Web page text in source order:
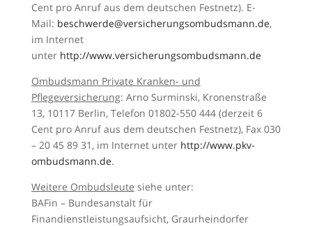
Cent pro Anruf aus dem deutschen Festnetz). E-
Mail: beschwerde@versicherungsombudsmann.de,
im Internet
unter http://www.versicherungsombudsmann.de
Ombudsmann Private Kranken- und
Pflegeversicherung: Arno Surminski, Kronenstraße
13, 10117 Berlin, Telefon 01802-550 444 (derzeit 6
Cent pro Anruf aus dem deutschen Festnetz), Fax 030
– 20 45 89 31, im Internet unter http://www.pkv-
ombudsmann.de.
Weitere Ombudsleute siehe unter:
BAFin – Bundesanstalt für
Finandienstleistungsaufsicht, Graurheindorfer